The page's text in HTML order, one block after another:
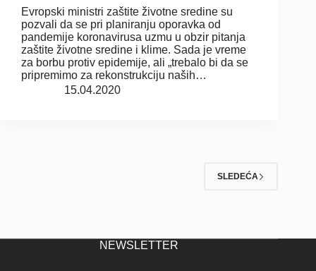
Evropski ministri zaštite životne sredine su
pozvali da se pri planiranju oporavka od
pandemije koronavirusa uzmu u obzir pitanja
zaštite životne sredine i klime. Sada je vreme
za borbu protiv epidemije, ali „trebalo bi da se
pripremimo za rekonstrukciju naših…
15.04.2020
SLEDEĆA
NEWSLETTER